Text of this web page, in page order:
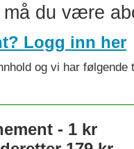
du være
Logg inn her
og vi har følgende
- 1 kr